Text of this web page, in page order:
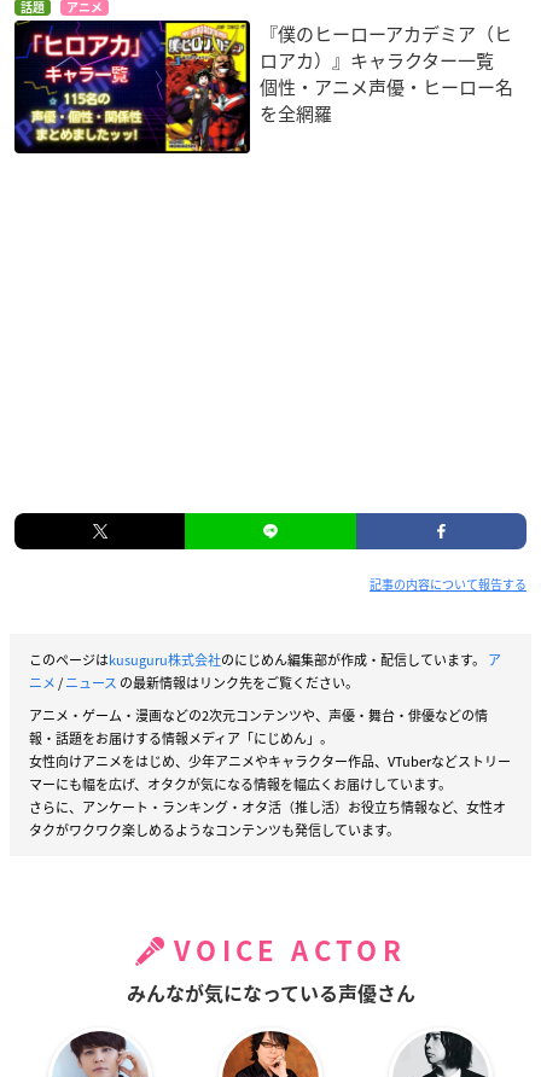
話題 アニメ
『僕のヒーローアカデミア（ヒ
ロアカ）』キャラクター一覧
個性・アニメ声優・ヒーロー名
を全網羅
記事の内容について報告する
このページはkusuguru株式会社のにじめん編集部が作成・配信しています。 ア
ニメ/ニュース の最新情報はリンク先をご覧ください。
アニメ・ゲーム・漫画などの2次元コンテンツや、声優・舞台・俳優などの情
報・話題をお届けする情報メディア「にじめん」。
女性向けアニメをはじめ、少年アニメやキャラクター作品、VTuberなどストリー
マーにも幅を広げ、オタクが気になる情報を幅広くお届けしています。
さらに、アンケート・ランキング・オタ活（推し活）お役立ち情報など、女性オ
タクがワクワク楽しめるようなコンテンツも発信しています。
VOICE ACTOR
みんなが気になっている声優さん